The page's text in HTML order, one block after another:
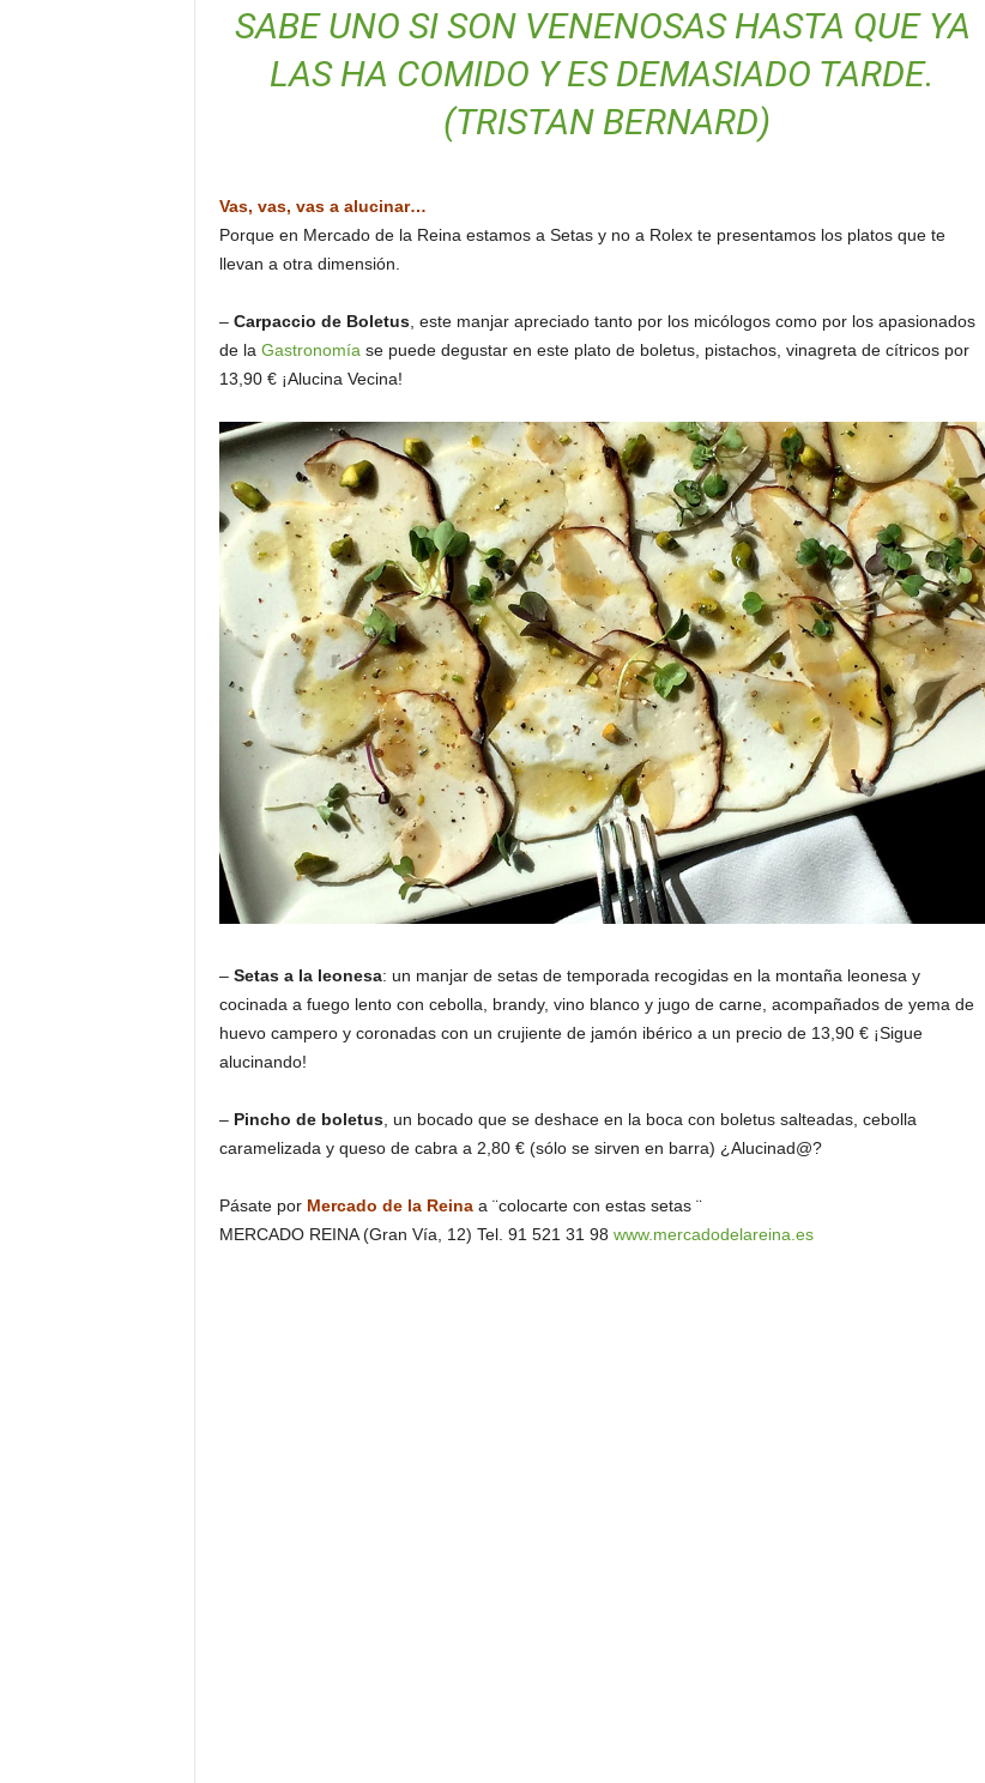
SABE UNO SI SON VENENOSAS HASTA QUE YA
LAS HA COMIDO Y ES DEMASIADO TARDE.
(TRISTAN BERNARD)
Vas, vas, vas a alucinar…
Porque en Mercado de la Reina estamos a Setas y no a Rolex te presentamos los platos que te
llevan a otra dimensión.
– Carpaccio de Boletus, este manjar apreciado tanto por los micólogos como por los apasionados
de la Gastronomía se puede degustar en este plato de boletus, pistachos, vinagreta de cítricos por
13,90 € ¡Alucina Vecina!
– Setas a la leonesa: un manjar de setas de temporada recogidas en la montaña leonesa y
cocinada a fuego lento con cebolla, brandy, vino blanco y jugo de carne, acompañados de yema de
huevo campero y coronadas con un crujiente de jamón ibérico a un precio de 13,90 € ¡Sigue
alucinando!
– Pincho de boletus, un bocado que se deshace en la boca con boletus salteadas, cebolla
caramelizada y queso de cabra a 2,80 € (sólo se sirven en barra) ¿Alucinad@?
Pásate por Mercado de la Reinaa ¨colocarte con estas setas ¨
MERCADO REINA (Gran Vía, 12) Tel. 91 521 31 98 www.mercadodelareina.es